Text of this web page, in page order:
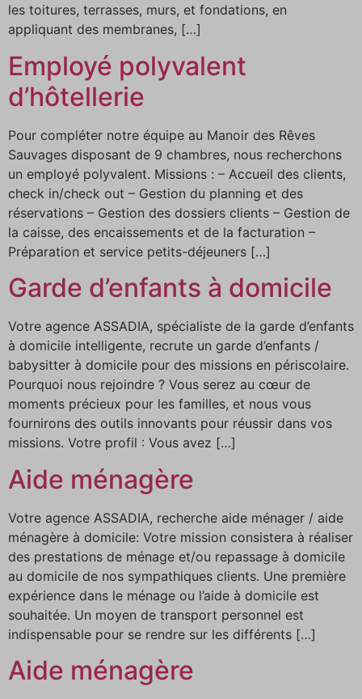
les toitures, terrasses, murs, et fondations, en
appliquant des membranes, […]
Employé polyvalent
d’hôtellerie
Pour compléter notre équipe au Manoir des Rêves
Sauvages disposant de 9 chambres, nous recherchons
un employé polyvalent. Missions : – Accueil des clients,
check in/check out – Gestion du planning et des
réservations – Gestion des dossiers clients – Gestion de
la caisse, des encaissements et de la facturation –
Préparation et service petits-déjeuners […]
Garde d’enfants à domicile
Votre agence ASSADIA, spécialiste de la garde d’enfants
à domicile intelligente, recrute un garde d’enfants /
babysitter à domicile pour des missions en périscolaire.
Pourquoi nous rejoindre ? Vous serez au cœur de
moments précieux pour les familles, et nous vous
fournirons des outils innovants pour réussir dans vos
missions. Votre profil : Vous avez […]
Aide ménagère
Votre agence ASSADIA, recherche aide ménager / aide
ménagère à domicile: Votre mission consistera à réaliser
des prestations de ménage et/ou repassage à domicile
au domicile de nos sympathiques clients. Une première
expérience dans le ménage ou l’aide à domicile est
souhaitée. Un moyen de transport personnel est
indispensable pour se rendre sur les différents […]
Aide ménagère